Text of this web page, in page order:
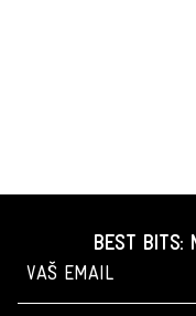
BEST BITS: